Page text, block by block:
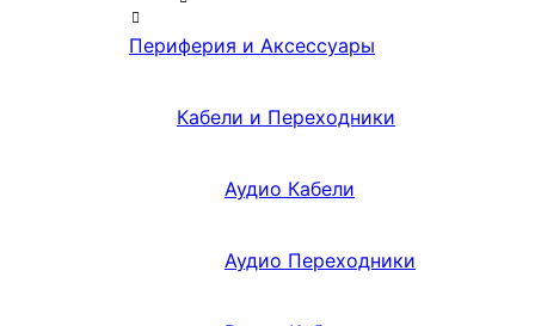
Периферия и Аксессуары
Кабели и Переходники
Аудио Кабели
Аудио Переходники